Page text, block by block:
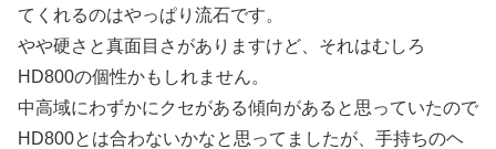
てくれるのはやっぱり流石です。
やや硬さと真面目さがありますけど、それはむしろ
HD800の個性かもしれません。
中高域にわずかにクセがある傾向があると思っていたので
HD800とは合わないかなと思ってましたが、手持ちのヘ